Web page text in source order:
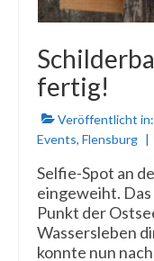
fertig!
Veröffentlicht in:
Events, Flensburg |
Selfie-Spot an
eingeweiht.
Punkt der
Wassersleben
konnte nun